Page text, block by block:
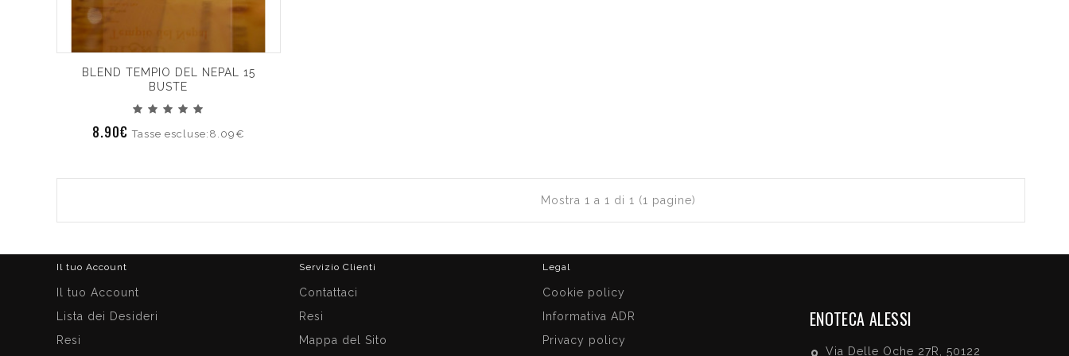
BLEND TEMPIO DEL NEPAL 15
BUSTE
8.90€Tasse escluse:8.09€
Mostra 1 a 1 di 1 (1 pagine)
Legal
Cookie policy
Informativa ADR
Privacy policy
Servizio Clienti
Contattaci
Resi
Mappa del Sito
Il tuo Account
Il tuo Account
Lista dei Desideri
Resi
ENOTECA ALESSI
Via Delle Oche 27R, 50122